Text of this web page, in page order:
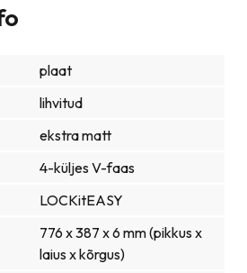
plaat
lihvitud
ekstra matt
4-küljes V-faas
LOCKitEASY
776 x 387 x 6 mm (pikkus x
laius x kõrgus)